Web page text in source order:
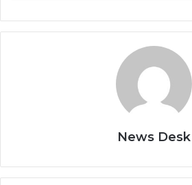
News Desk